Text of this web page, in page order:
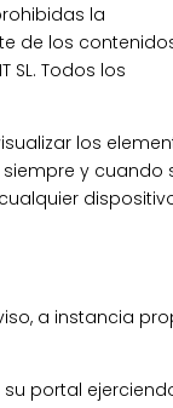
la
de los
SL. Todos los
los
y cuando
a instancia
su portal